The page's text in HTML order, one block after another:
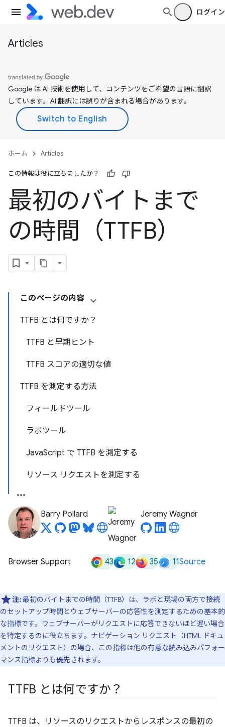
ログイン
Articles
Google は AI 技術を使用して、コンテンツをご希望の言語に翻訳
しています。AI 翻訳には誤りが含まれる場合があります。
ホーム Articles
この情報は役に立ちましたか？
最初のバイトまで
の時間（TTFB）
このページの内容
TTFB とは何ですか？
TTFB と早期ヒント
TTFB スコアの適切な値
TTFB を測定する方法
フィールドツール
ラボツール
JavaScript で TTFB を測定する
リソース リクエストを測定する
Barry Pollard Jeremy Wagner
Browser Support 43 12 35 11Source
注:最初のバイトまでの時間（TTFB）は、ラボと現場の両方で接続
のセットアップ時間とウェブサーバーの応答性を測定するための基本的
な指標です。ウェブサーバーがリクエストに応答できないほど遅い場合
を特定するのに役立ちます。ナビゲーション リクエスト（HTML ドキュ
メントのリクエスト）の場合、この指標は他の有意な読み込みパフォー
マンス指標よりも優先されます。
TTFB とは何ですか？
TTFB は、リソースのリクエストからレスポンスの最初の